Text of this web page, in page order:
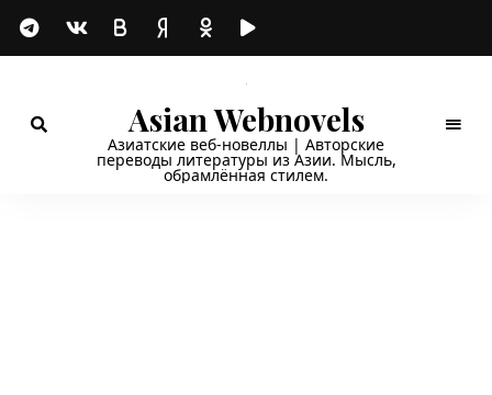
Asian Webnovels
Азиатские веб-новеллы | Авторские
переводы литературы из Азии. Мысль,
обрамлённая стилем.